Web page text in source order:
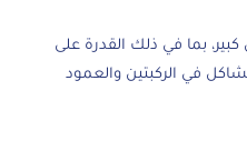
بما في ذلك القدرة على
في الركبتين والعمود